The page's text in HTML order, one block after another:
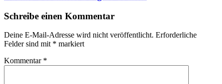
Schreibe einen Kommentar
Deine E-Mail-Adresse wird nicht veröffentlicht. Erforderliche
Felder sind mit * markiert
Kommentar *